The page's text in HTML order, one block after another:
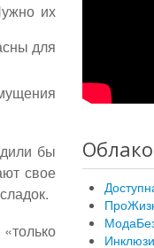
их
для
бы
свое